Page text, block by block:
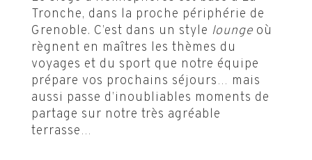
Tronche, dans la proche périphérie de
Grenoble. C’est dans un style lounge où
règnent en maîtres les thèmes du
voyages et du sport que notre équipe
prépare vos prochains séjours… mais
aussi passe d’inoubliables moments de
partage sur notre très agréable
terrasse…